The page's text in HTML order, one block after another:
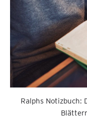
Ralphs Notizbuch: